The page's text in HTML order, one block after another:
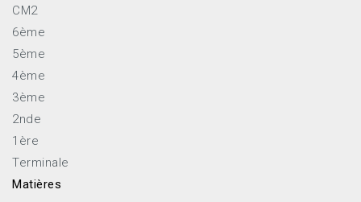
CM2
6ème
5ème
4ème
3ème
2nde
1ère
Terminale
Matières